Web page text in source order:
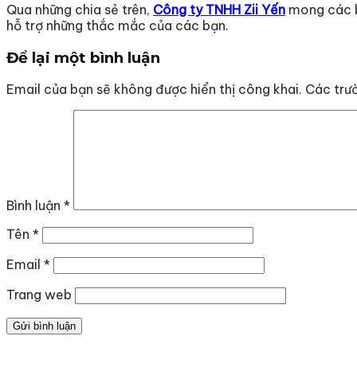
Qua những chia sẻ trên, Công ty TNHH Zii Yến mong các
hỗ trợ những thắc mắc của các bạn.
Để lại một bình luận
Email của bạn sẽ không được hiển thị công khai. Các
Bình luận *
Tên *
Email *
Trang web